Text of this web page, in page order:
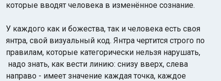
которые вводят человека в изменённое сознание.
У каждого как и божества, так и человека есть своя
янтра, свой визуальный код. Янтра чертится строго по
правилам, которые категорически нельзя нарушать,
надо знать, как вести линию: снизу вверх, слева
направо - имеет значение каждая точка, каждое